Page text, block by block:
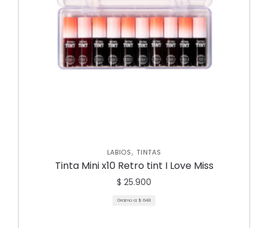
LABIOS,TINTAS
Tinta Mini x10 Retro tint I Love Miss
$ 25.900
Gramo a: $ 648